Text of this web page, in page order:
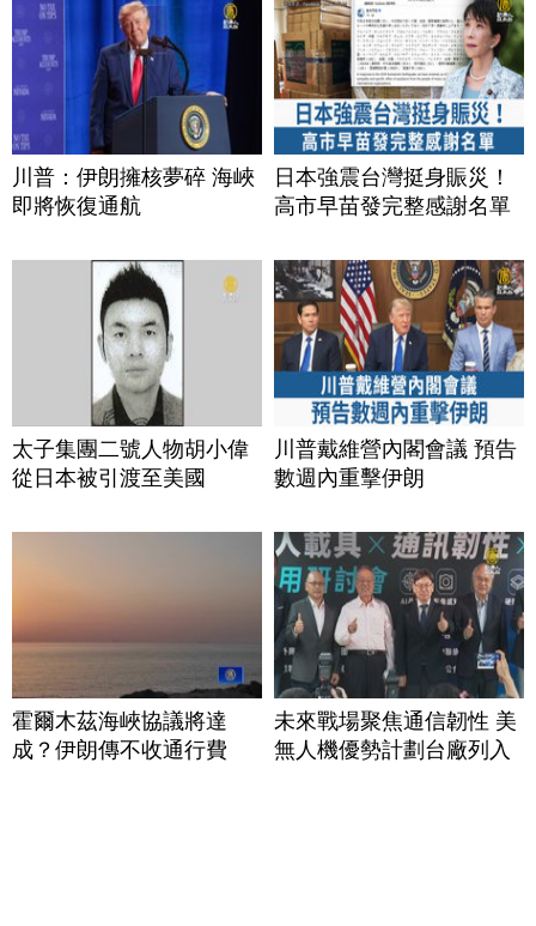
川普：伊朗擁核夢碎 海峽
即將恢復通航
日本強震台灣挺身賑災！
高市早苗發完整感謝名單
太子集團二號人物胡小偉
從日本被引渡至美國
川普戴維營內閣會議 預告
數週內重擊伊朗
霍爾木茲海峽協議將達
成？伊朗傳不收通行費
未來戰場聚焦通信韌性 美
無人機優勢計劃台廠列入